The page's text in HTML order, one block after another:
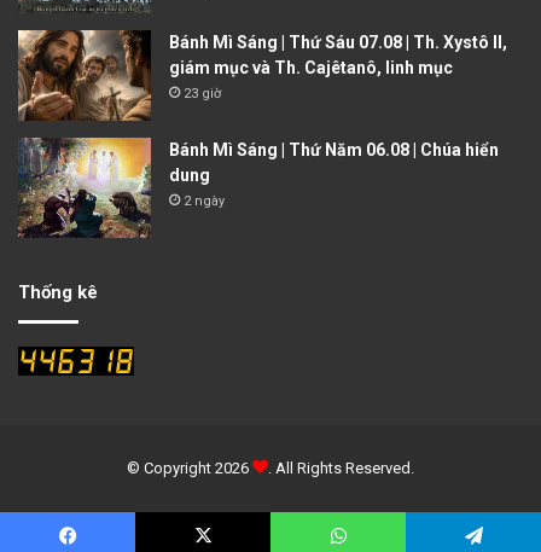
Bánh Mì Sáng | Thứ Sáu 07.08 | Th. Xystô II,
giám mục và Th. Cajêtanô, linh mục
23 giờ
Bánh Mì Sáng | Thứ Năm 06.08 | Chúa hiển
dung
2 ngày
Thống kê
© Copyright 2026 . All Rights Reserved.